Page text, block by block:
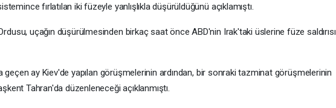
fırlatılan iki füzeyle yanlışlıkla düşürüldüğünü açıklamıştı.
uçağın düşürülmesinden birkaç saat önce ABD'nin Irak'taki üslerine füze saldırısı
geçen ay Kiev'de yapılan görüşmelerinin ardından, bir sonraki tazminat görüşmelerinin
Tahran'da düzenleneceği açıklanmıştı.